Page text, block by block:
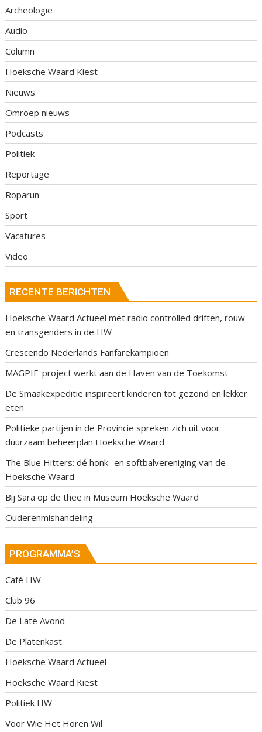
Archeologie
Audio
Column
Hoeksche Waard Kiest
Nieuws
Omroep nieuws
Podcasts
Politiek
Reportage
Roparun
Sport
Vacatures
Video
RECENTE BERICHTEN
Hoeksche Waard Actueel met radio controlled driften, rouw
en transgenders in de HW
Crescendo Nederlands Fanfarekampioen
MAGPIE-project werkt aan de Haven van de Toekomst
De Smaakexpeditie inspireert kinderen tot gezond en lekker
eten
Politieke partijen in de Provincie spreken zich uit voor
duurzaam beheerplan Hoeksche Waard
The Blue Hitters: dé honk- en softbalvereniging van de
Hoeksche Waard
Bij Sara op de thee in Museum Hoeksche Waard
Ouderenmishandeling
PROGRAMMA’S
Café HW
Club 96
De Late Avond
De Platenkast
Hoeksche Waard Actueel
Hoeksche Waard Kiest
Politiek HW
Voor Wie Het Horen Wil